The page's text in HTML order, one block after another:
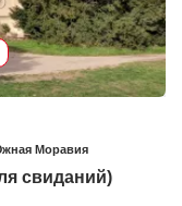
Моравия
свиданий)